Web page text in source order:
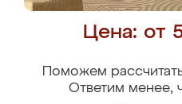
Цена: от
Поможем
Ответим менее,